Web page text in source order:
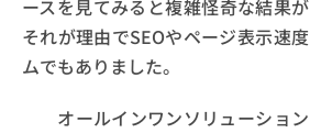
ースを見てみると複雑怪奇な結果
それが理由でSEOやページ表示速
ムでもありました。
オールインワンソリューショ